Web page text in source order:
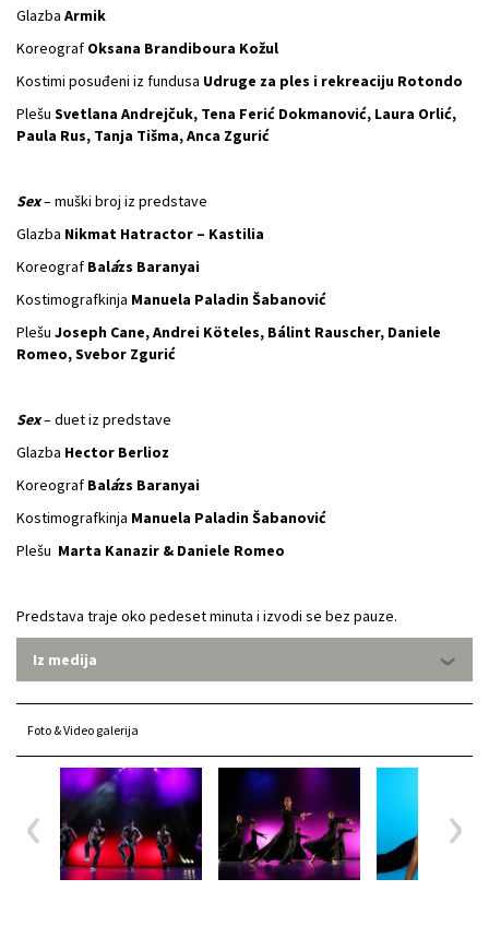
Glazba Armik
Koreograf Oksana Brandiboura Kožul
Kostimi posuđeni iz fundusa Udruge za ples i rekreaciju Rotondo
Plešu Svetlana Andrejčuk, Tena Ferić Dokmanović, Laura Orlić,
Paula Rus, Tanja Tišma, Anca Zgurić
Sex– muški broj iz predstave
Glazba Nikmat Hatractor – Kastilia
Koreograf Balázs Baranyai
Kostimografkinja Manuela Paladin Šabanović
Plešu Joseph Cane, Andrei Köteles, Bálint Rauscher, Daniele
Romeo, Svebor Zgurić
Sex– duet iz predstave
Glazba Hector Berlioz
Koreograf Balázs Baranyai
Kostimografkinja Manuela Paladin Šabanović
Plešu Marta Kanazir & Daniele Romeo
Predstava traje oko pedeset minuta i izvodi se bez pauze.
Iz medija
Foto & Video galerija